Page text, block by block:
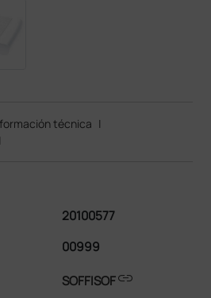
técnica |
20100577
00999
SOFFISOFlink